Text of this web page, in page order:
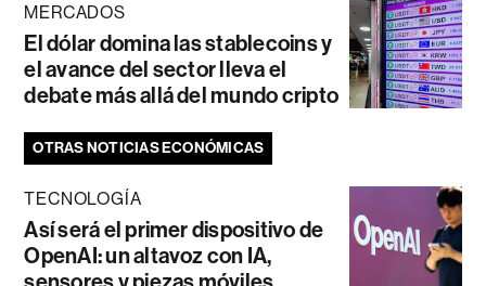
MERCADOS
El dólar domina las stablecoins y
el avance del sector lleva el
debate más allá del mundo cripto
OTRAS NOTICIAS ECONÓMICAS
TECNOLOGÍA
Así será el primer dispositivo de
OpenAI: un altavoz con IA,